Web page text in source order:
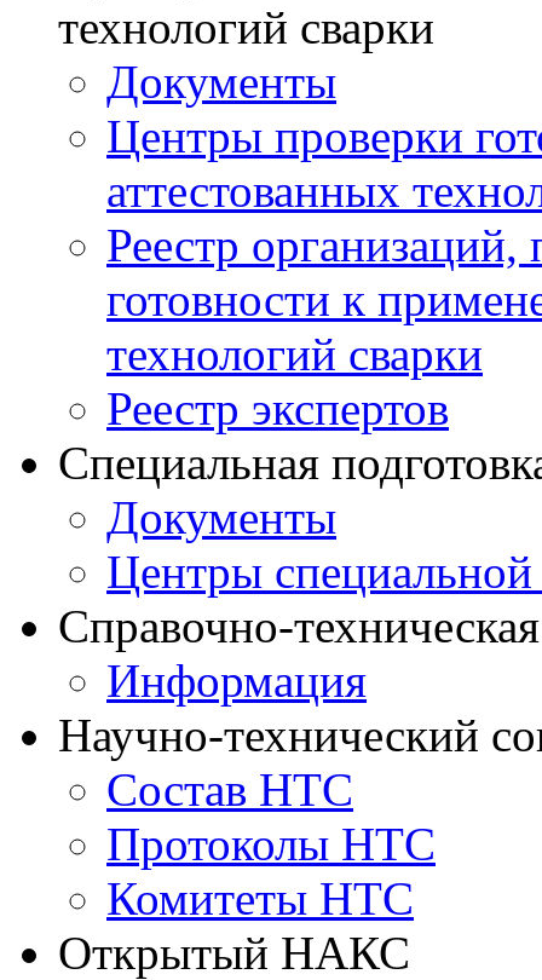
технологий сварки
Документы
Центры проверки
аттестованных
Реестр
готовности к
технологий сварки
Реестр экспертов
Специальная
Документы
Центры
Справочно-
Информация
Научно-технический
Состав НТС
Протоколы НТС
Комитеты НТС
Открытый НАКС